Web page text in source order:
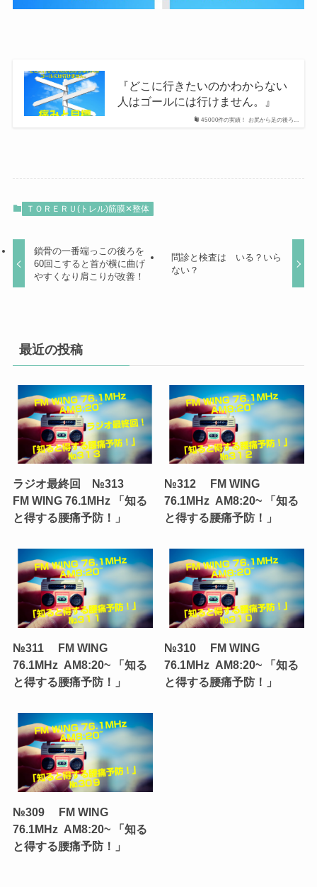
45000件の実績！ お尻から足の後ろ...
『どこに行きたいのかわからない
人はゴールには行けません。』
ＴＯＲＥＲＵ(トレル)筋膜✕整体
鎖骨の一番端っこの後ろを
60回こすると首が横に曲げ
やすくなり肩こりが改善！
問診と検査は いる？いら
ない？
最近の投稿
ラジオ最終回 №313
FM WING 76.1MHz 「知る
と得する腰痛予防！」
№312 FM WING
76.1MHz AM8:20~ 「知る
と得する腰痛予防！」
№311 FM WING
76.1MHz AM8:20~ 「知る
と得する腰痛予防！」
№310 FM WING
76.1MHz AM8:20~ 「知る
と得する腰痛予防！」
№309 FM WING
76.1MHz AM8:20~ 「知る
と得する腰痛予防！」